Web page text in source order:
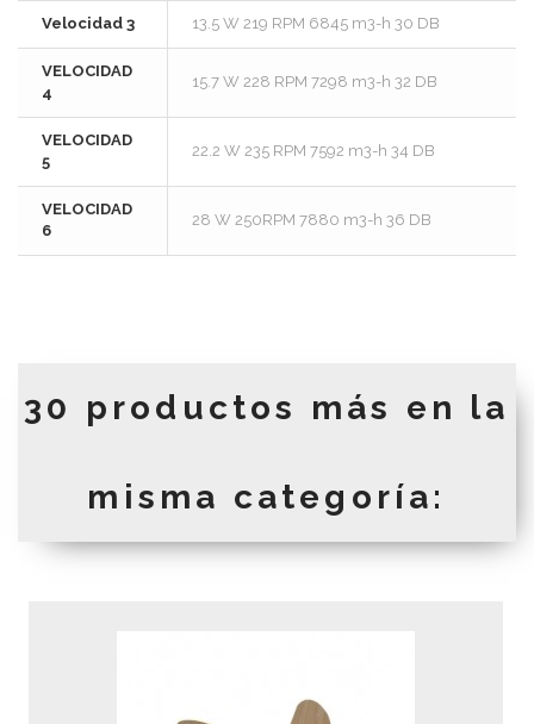
Velocidad 3 13.5 W 219 RPM 6845 m3-h 30 DB
VELOCIDAD
4
15.7 W 228 RPM 7298 m3-h 32 DB
VELOCIDAD
5
22.2 W 235 RPM 7592 m3-h 34 DB
VELOCIDAD
6
28 W 250RPM 7880 m3-h 36 DB
30 productos más en la
misma categoría: